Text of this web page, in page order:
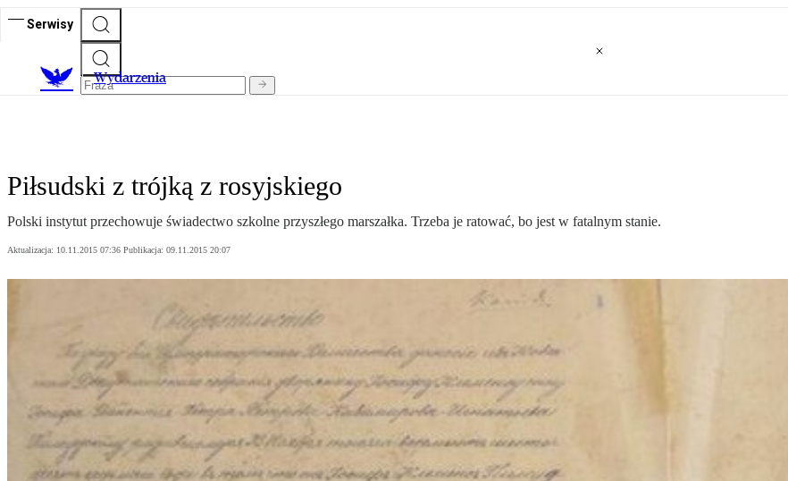
Serwisy
Wydarzenia
Piłsudski z trójką z rosyjskiego
Polski instytut przechowuje świadectwo szkolne przyszłego marszałka. Trzeba je ratować, bo jest w fatalnym stanie.
Aktualizacja: 10.11.2015 07:36 Publikacja: 09.11.2015 20:07